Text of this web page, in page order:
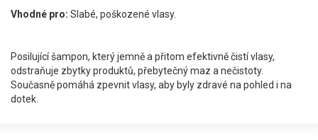
Vhodné pro: Slabé, poškozené vlasy.
Posilující šampon, který jemně a přitom efektivně čistí vlasy,
odstraňuje zbytky produktů, přebytečný maz a nečistoty.
Současně pomáhá zpevnit vlasy, aby byly zdravé na pohled i na
dotek.